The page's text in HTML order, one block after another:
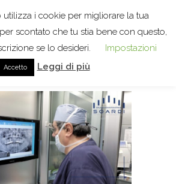
TAG
utilizza i cookie per migliorare la tua
scontato che tu stia bene con questo,
se lo desideri.
Impostazioni
Accetto Leggi di più